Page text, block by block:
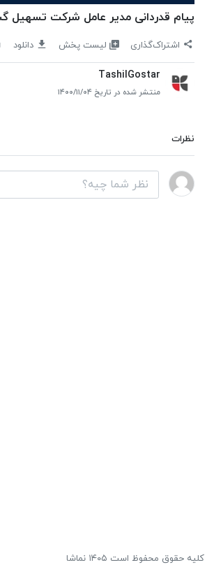
پیام قدردانی مدیر عامل شرکت تسهیل
اشتراک‌گذاری لیست پخش دانلود
TashilGostar
منتشر شده در تاریخ ۱۴۰۰/۱۱/۰۴
نظرات
کلیه حقوق محفوظ است ۱۴۰۵ نماشا